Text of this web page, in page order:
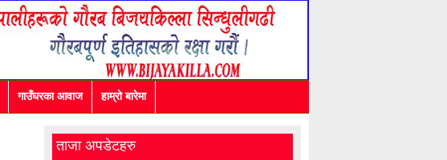
गाउँघरका आवाज हाम्रो बारेमा
ताजा अपडेटहरु